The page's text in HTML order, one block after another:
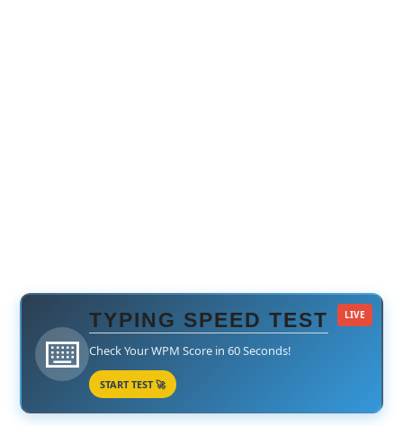
⌨️
TYPING SPEED TEST
Check Your WPM Score in 60 Seconds!
START TEST 🚀
LIVE